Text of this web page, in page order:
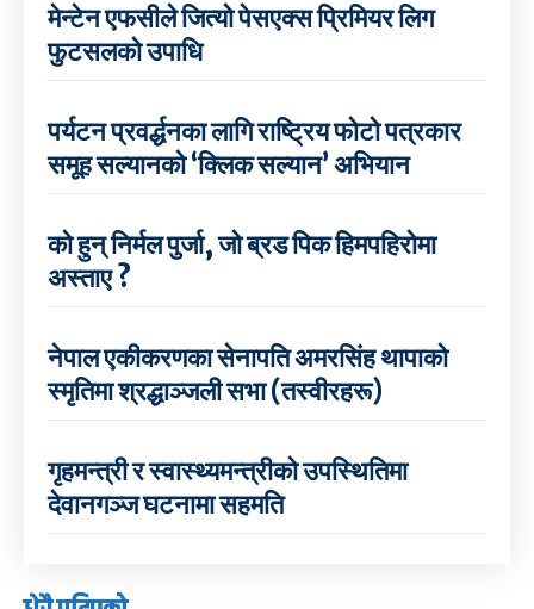
मेन्टेन एफसीले जित्यो पेसएक्स प्रिमियर लिग
फुटसलको उपाधि
पर्यटन प्रवर्द्धनका लागि राष्ट्रिय फोटो पत्रकार
समूह सल्यानको ‘क्लिक सल्यान’ अभियान
को हुन् निर्मल पुर्जा, जो ब्रड पिक हिमपहिरोमा
अस्ताए ?
नेपाल एकीकरणका सेनापति अमरसिंह थापाको
स्मृतिमा श्रद्धाञ्जली सभा (तस्वीरहरू)
गृहमन्त्री र स्वास्थ्यमन्त्रीको उपस्थितिमा
देवानगञ्ज घटनामा सहमति